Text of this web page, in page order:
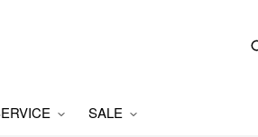
SALE